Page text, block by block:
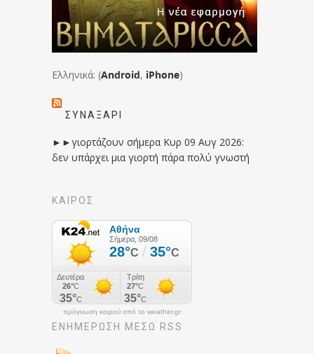
Ελληνικά: (Android, iPhone)
ΣΥΝΑΞΆΡΙ
►►γιορτάζουν σήμερα Κυρ 09 Αυγ 2026:
δεν υπάρχει μια γιορτή πάρα πολύ γνωστή
ΚΑΙΡΟΣ
πρόγνωση καιρού από το weather.gr
ΕΝΗΜΈΡΩΣΉ ΜΕΣΩ RSS